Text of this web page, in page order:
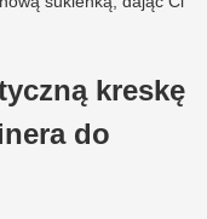
kreskę
do